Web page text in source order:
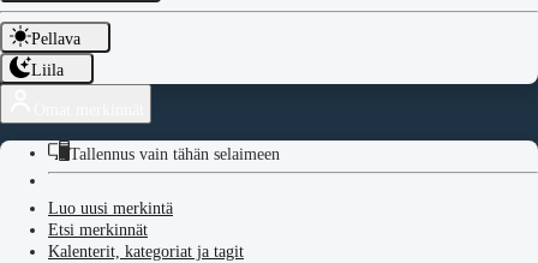
Pellava
Liila
Tallennus vain tähän selaimeen
Luo uusi merkintä
Etsi merkinnät
Kalenterit, kategoriat ja tagit